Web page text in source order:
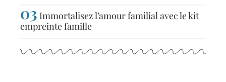
Immortalisez l’amour familial avec le kit
empreinte famille